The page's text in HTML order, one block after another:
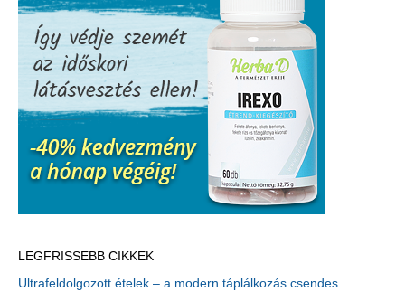
LEGFRISSEBB CIKKEK
Ultrafeldolgozott ételek – a modern táplálkozás csendes